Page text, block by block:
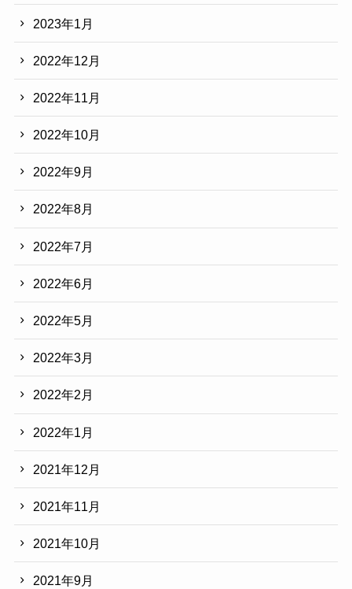
2023年1月
2022年12月
2022年11月
2022年10月
2022年9月
2022年8月
2022年7月
2022年6月
2022年5月
2022年3月
2022年2月
2022年1月
2021年12月
2021年11月
2021年10月
2021年9月